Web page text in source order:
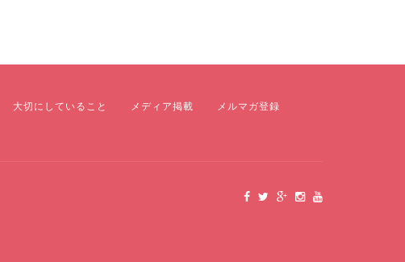
大切にしていること メディア掲載
メルマガ登録